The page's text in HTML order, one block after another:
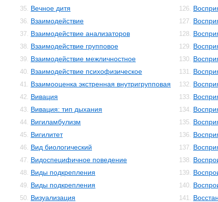
35. Вечное дитя
36. Взаимодействие
37. Взаимодействие анализаторов
38. Взаимодействие групповое
39. Взаимодействие межличностное
40. Взаимодействие психофизическое
41. Взаимооценка экстренная внутригрупповая
42. Вивация
43. Вивация: тип дыхания
44. Вигиламбулизм
45. Вигилитет
46. Вид биологический
47. Видоспецифичное поведение
48. Виды подкрепления
49. Виды подкрепления
50. Визуализация
126.
127.
128.
129.
130.
131.
132.
133.
134.
135.
136.
137.
138.
139.
140.
141.